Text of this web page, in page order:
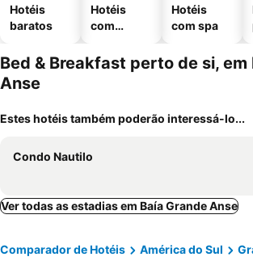
Hotéis
baratos
Hotéis
com
Hotéis
com spa
Bed & Breakfast perto de si, em
Anse
Estes hotéis também poderão interessá-lo...
Condo Nautilo
Ver todas as estadias em Baía Grande Anse
Comparador de Hotéis América do Sul